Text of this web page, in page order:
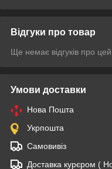
Відгуки про товар
Ще немає відгуків про
Умови доставки
Нова Пошта
Укрпошта
Самовивіз
Доставка курєром (